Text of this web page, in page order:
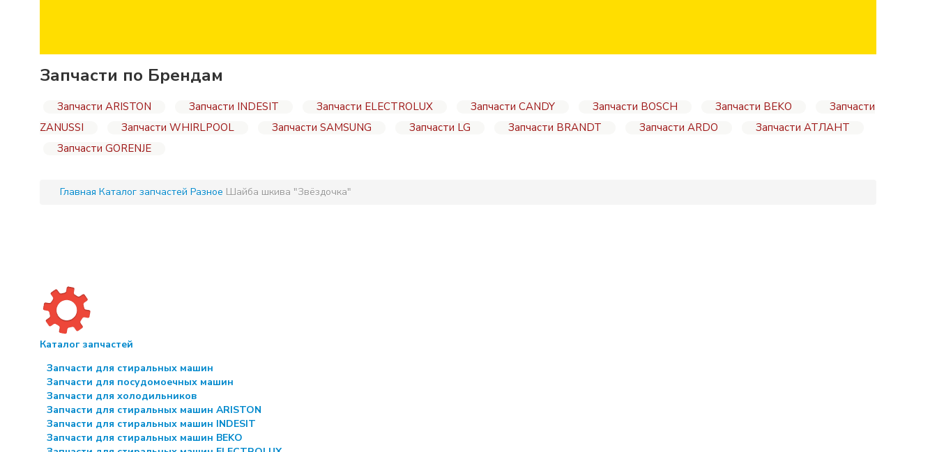
Запчасти по Брендам
Запчасти ARISTON Запчасти INDESIT Запчасти ELECTROLUX Запчасти CANDY Запчасти BOSCH Запчасти BEKO
Запчасти
ZANUSSI
Запчасти WHIRLPOOL Запчасти SAMSUNG Запчасти LG Запчасти BRANDT Запчасти ARDO
Запчасти АТЛАНТ
Запчасти GORENJE
Главная Каталог запчастей Разное Шайба шкива "Звёздочка"
Каталог запчастей
Запчасти для стиральных машин
Запчасти для посудомоечных машин
Запчасти для холодильников
Запчасти для стиральных машин ARISTON
Запчасти для стиральных машин INDESIT
Запчасти для стиральных машин BEKO